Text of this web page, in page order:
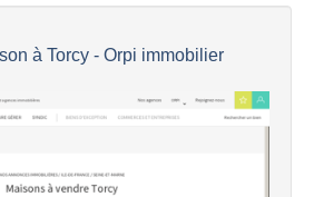
à Torcy - Orpi immobilier